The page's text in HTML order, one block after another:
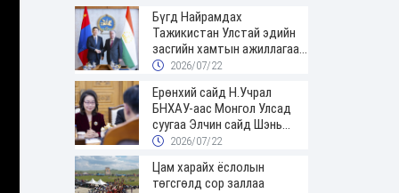
ажиллах хуваарийг гаргаж,
иргэдэд мэдээлэхийг үүрэг
болголоо
Бүгд Найрамдах
Тажикистан Улстай эдийн
засгийн хамтын ажиллагааг
өргөжүүлнэ
2026/07/22
Ерөнхий сайд Н.Учрал
БНХАУ-аас Монгол Улсад
суугаа Элчин сайд Шэнь
Миньжюанийг хүлээн авч
2026/07/22
Цам харайх ёслолын
төгсгөлд сор заллаа